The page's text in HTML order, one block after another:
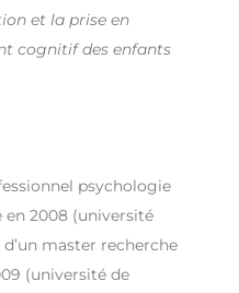
et la prise en
cognitif des enfants
psychologie
2008 (université
master recherche
(université de